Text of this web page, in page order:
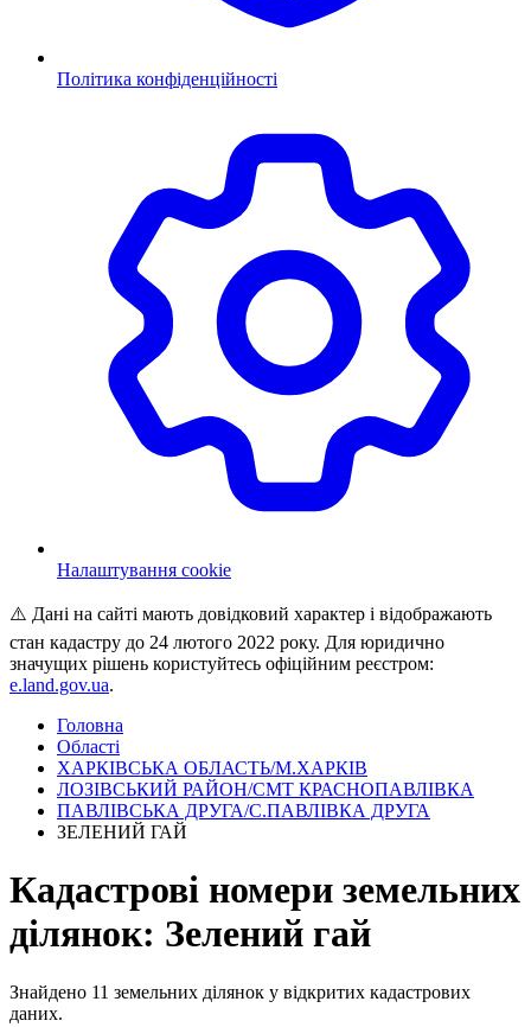
Політика конфіденційності
Налаштування cookie
⚠️ Дані на сайті мають довідковий характер і відображають
стан кадастру до 24 лютого 2022 року. Для юридично
значущих рішень користуйтесь офіційним реєстром:
e.land.gov.ua.
Головна
Області
ХАРКІВСЬКА ОБЛАСТЬ/М.ХАРКІВ
ЛОЗІВСЬКИЙ РАЙОН/СМТ КРАСНОПАВЛІВКА
ПАВЛІВСЬКА ДРУГА/С.ПАВЛІВКА ДРУГА
ЗЕЛЕНИЙ ГАЙ
Кадастрові номери земельних
ділянок: Зелений гай
Знайдено 11 земельних ділянок у відкритих кадастрових
даних.